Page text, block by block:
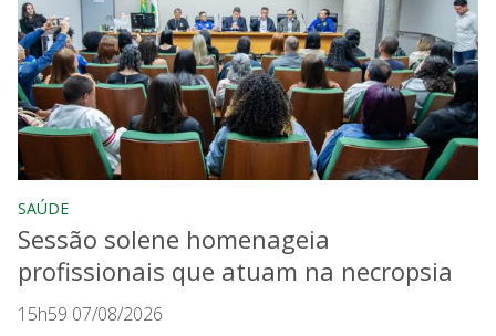
SAÚDE
Sessão solene homenageia
profissionais que atuam na necropsia
15h59 07/08/2026